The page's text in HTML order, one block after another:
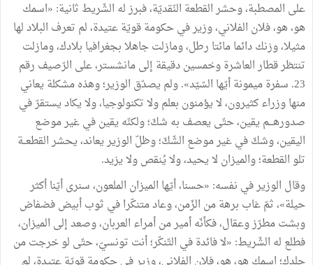
على المصطبة، وحشر القطعة النّقديّة، فبرز له الشّريط ثانية: «اسمك
هو، هو، فلان الفلاني، وزير في حكومة قويّة عتيدة، لم تعرف البلاد لها
مثيلا، وزنك دائما مائتا رطل، ومازلت جاهلا بجغرافيا بلادك، ومازلت
تنتظر قطار العاشرة وخمسين دقيقة إلى مانشستر، على الرّصيف رقم
23. سفرة ميمونة أيّها السّيّد». ولم يصدّق الوزير؛ وهذه مشكلة يعاني
منها وزراء كثيرون، لا يؤمنون بعلم ولا تكنولوجيا، ولا يكاد يستقرّ في
صدورهـــم يقين، حتّى يعصف به شكّ؛ ولكنّه يقين في غير موضع
اليقين، وشكّ في غير موضع الشّكّ؛ وظلّ الوزير يعاند، يحشر القطعــة
تلو القطعة؛ والميزان لا يحيد، ولا يُنقص ولا يزيد.
وقال الوزير في نفسه: «حسنا، أيّها الميزان الملعون، سنرى أيّنا أكثر
حيلة»، ثمّ غاب برهة من الزّمن، وعاد متنكّرا في ثوب أبيض فضفاض
وبشت مطرّز وعقال، فكأنّه أمير من أمراء العربان، وصعد إلى الميزان،
فطلع له الشّريط: «لا فائدة في التّنكّر؛ أنت تونسيّ، حتّى لو خرجت من